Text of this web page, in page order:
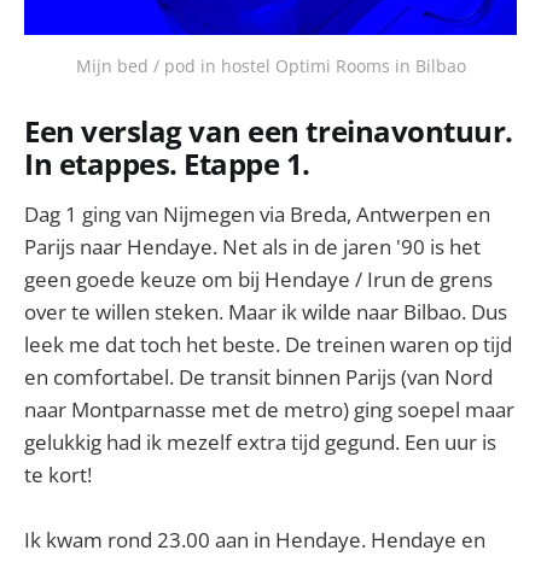
Mijn bed / pod in hostel Optimi Rooms in Bilbao
Een verslag van een treinavontuur.
In etappes. Etappe 1.
Dag 1 ging van Nijmegen via Breda, Antwerpen en
Parijs naar Hendaye. Net als in de jaren '90 is het
geen goede keuze om bij Hendaye / Irun de grens
over te willen steken. Maar ik wilde naar Bilbao. Dus
leek me dat toch het beste. De treinen waren op tijd
en comfortabel. De transit binnen Parijs (van Nord
naar Montparnasse met de metro) ging soepel maar
gelukkig had ik mezelf extra tijd gegund. Een uur is
te kort!
Ik kwam rond 23.00 aan in Hendaye. Hendaye en